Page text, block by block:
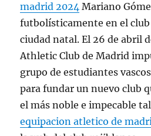
madrid 2024 Mariano
futbolísticamente en el club
ciudad natal. El 26 de abril
Athletic Club de Madrid
grupo de estudiantes
para fundar un nuevo club
el más noble e impecable
equipacion atletico de